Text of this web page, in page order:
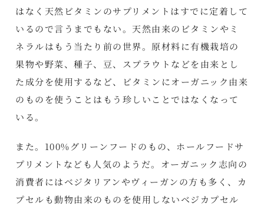
はなく天然ビタミンのサプリメントはすでに定着して
いるので言うまでもない。天然由来のビタミンやミ
ネラルはもう当たり前の世界。原材料に有機栽培の
果物や野菜、種子、豆、スプラウトなどを由来とし
た成分を使用するなど、ビタミンにオーガニック由来
のものを使うことはもう珍しいことではなくなって
いる。
また。100%グリーンフードのもの、ホールフードサ
プリメントなども人気のようだ。オーガニック志向の
消費者にはベジタリアンやヴィーガンの方も多く、カ
プセルも動物由来のものを使用しないベジカプセル